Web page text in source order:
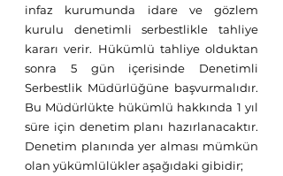
infaz kurumunda idare ve gözlem
kurulu denetimli serbestlikle tahliye
kararı verir. Hükümlü tahliye olduktan
sonra 5 gün içerisinde Denetimli
Serbestlik Müdürlüğüne başvurmalıdır.
Bu Müdürlükte hükümlü hakkında 1 yıl
süre için denetim planı hazırlanacaktır.
Denetim planında yer alması mümkün
olan yükümlülükler aşağıdaki gibidir;